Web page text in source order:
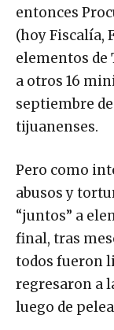
entonces
(hoy Fiscalía,
elementos de
a otros 16
septiembre
tijuanenses.
Pero como
abusos y
“juntos” a
final, tras
todos fueron
regresaron a
luego de